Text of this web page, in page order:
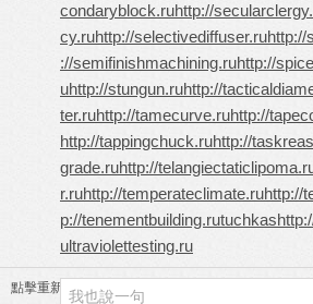
condaryblock.ruhttp://
cy.ruhttp://selectivediffuser.ruhttp://
://semifinishmachining.ruhttp://
uhttp://stungun.ruhttp://
ter.ruhttp://tamecurve.ruhttp://
http://tappingchuck.ruhttp://
grade.ruhttp://
r.ruhttp://temperateclimate.ruhttp://
p://tenementbuilding.rutuchkas
ultraviolettesting.ru
點擊重新加載